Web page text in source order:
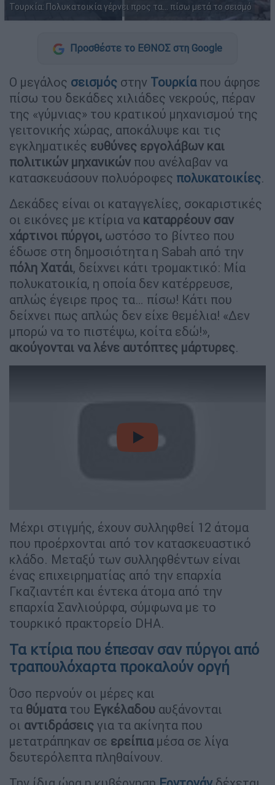
Τουρκία: Πολυκατοικία γέρνει προς τα… πίσω μετά το σεισμό
Προσθέστε το ΕΘΝΟΣ στη Google
Ο μεγάλος σεισμός στην Τουρκία που άφησε
πίσω του δεκάδες χιλιάδες νεκρούς, πέραν
της «γύμνιας» του κρατικού μηχανισμού της
γειτονικής χώρας, αποκάλυψε και τις
εγκληματικές ευθύνες εργολάβων και
πολιτικών μηχανικών που ανέλαβαν να
κατασκευάσουν πολυόροφες πολυκατοικίες.
Δεκάδες είναι οι καταγγελίες, σοκαριστικές
οι εικόνες με κτίρια να καταρρέουν σαν
χάρτινοι πύργοι, ωστόσο το βίντεο που
έδωσε στη δημοσιότητα η Sabah από την
πόλη Χατάι, δείχνει κάτι τρομακτικό: Μία
πολυκατοικία, η οποία δεν κατέρρευσε,
απλώς έγειρε προς τα… πίσω! Κάτι που
δείχνει πως απλώς δεν είχε θεμέλια! «Δεν
μπορώ να το πιστέψω, κοίτα εδώ!»,
ακούγονται να λένε αυτόπτες μάρτυρες.
video
Μέχρι στιγμής, έχουν συλληφθεί 12 άτομα
που προέρχονται από τον κατασκευαστικό
κλάδο. Μεταξύ των συλληφθέντων είναι
ένας επιχειρηματίας από την επαρχία
Γκαζιαντέπ και έντεκα άτομα από την
επαρχία Σανλιούρφα, σύμφωνα με το
τουρκικό πρακτορείο DHA.
Τα κτίρια που έπεσαν σαν πύργοι από
τραπουλόχαρτα προκαλούν οργή
Όσο περνούν οι μέρες και
τα θύματατου Εγκέλαδου αυξάνονται
οι αντιδράσεις για τα ακίνητα που
μετατράπηκαν σε ερείπιαμέσα σε λίγα
δευτερόλεπτα πληθαίνουν.